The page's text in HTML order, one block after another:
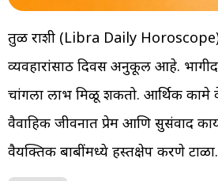
तुळ राशी (Libra Daily Horoscope)
व्यवहारांसाठी दिवस अनुकूल आहे.
चांगला लाभ मिळू शकतो. आर्थिक कामे
वैवाहिक जीवनात प्रेम आणि सुसंवाद
वैयक्तिक बाबींमध्ये हस्तक्षेप करणे टाळा.